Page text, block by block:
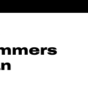
SEIZOEN VOOR FC